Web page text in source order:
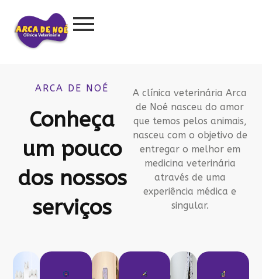
ARCA DE NOÉ
Conheça
um pouco
dos nossos
serviços
A clínica veterinária Arca
de Noé nasceu do amor
que temos pelos animais,
nasceu com o objetivo de
entregar o melhor em
medicina veterinária
através de uma
experiência médica e
singular.